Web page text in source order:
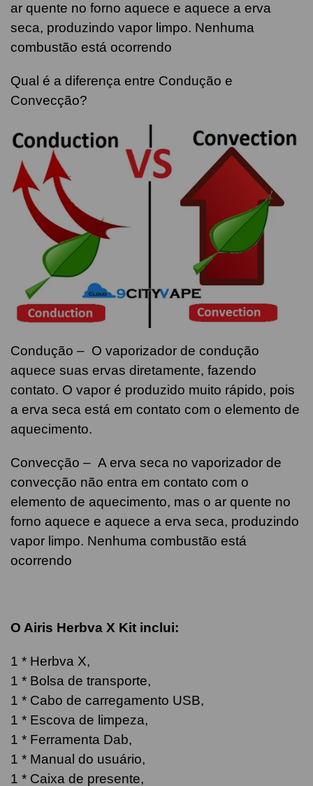
ar quente no forno aquece e aquece a erva
seca, produzindo vapor limpo. Nenhuma
combustão está ocorrendo
Qual é a diferença entre Condução e
Convecção?
Condução – O vaporizador de condução
aquece suas ervas diretamente, fazendo
contato. O vapor é produzido muito rápido, pois
a erva seca está em contato com o elemento de
aquecimento.
Convecção – A erva seca no vaporizador de
convecção não entra em contato com o
elemento de aquecimento, mas o ar quente no
forno aquece e aquece a erva seca, produzindo
vapor limpo. Nenhuma combustão está
ocorrendo
O Airis Herbva X Kit inclui:
1 * Herbva X,
1 * Bolsa de transporte,
1 * Cabo de carregamento USB,
1 * Escova de limpeza,
1 * Ferramenta Dab,
1 * Manual do usuário,
1 * Caixa de presente,